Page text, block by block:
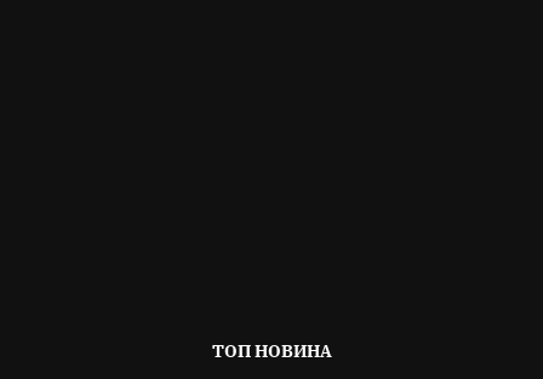
ОПУБЛІКОВАНО
ТОП НОВИНА